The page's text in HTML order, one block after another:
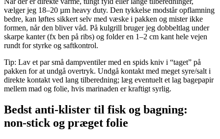
vælger jeg 18–20 µm heavy duty. Den tykkelse modstår opflamning
bedre, kan løftes sikkert selv med væske i pakken og mister ikke
formen, når den bliver våd. På kulgrill bruger jeg dobbeltlag under
skarpe kanter (fx ben på ribs) og folder en 1–2 cm kant hele vejen
rundt for styrke og saftkontrol.
Tip: Lav et par små dampventiler med en spids kniv i “taget” på
pakken for at undgå overtryk. Undgå kontakt med meget syre/salt i
direkte kontakt ved lang tilberedning; læg eventuelt et lag bagepapir
mellem mad og folie, hvis marinaden er kraftigt syrlig.
Bedst anti‑klister til fisk og bagning:
non‑stick og præget folie